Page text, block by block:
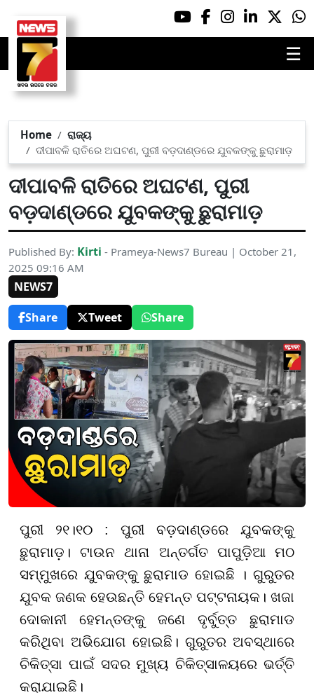
☰
Home
ରାଜ୍ୟ
ଦୀପାବଳି ରାତିରେ ଅଘଟଣ, ପୁରୀ ବଡ଼ଦାଣ୍ଡରେ ଯୁବକଙ୍କୁ ଛୁରାମାଡ଼
ଦୀପାବଳି ରାତିରେ ଅଘଟଣ, ପୁରୀ
ବଡ଼ଦାଣ୍ଡରେ ଯୁବକଙ୍କୁ ଛୁରାମାଡ଼
Published By: Kirti - Prameya-News7 Bureau | October 21,
2025 09:16 AM
NEWS7
Share
Tweet Share
ପୁରୀ ୨୧।୧୦ : ପୁରୀ ବଡ଼ଦାଣ୍ଡରେ ଯୁବକଙ୍କୁ
ଛୁରାମାଡ଼ । ଟାଉନ ଥାନା ଅନ୍ତର୍ଗତ ପାପୁଡ଼ିଆ ମଠ
ସମ୍ମୁଖରେ ଯୁବକଙ୍କୁ ଛୁରାମାଡ ହୋଇଛି
। ଗୁରୁତର
ଯୁବକ ଜଣକ ହେଉଛନ୍ତି ହେମନ୍ତ ପଟ୍ଟନାୟକ। ଖଜା
ଦୋକାନୀ ହେମନ୍ତଙ୍କୁ ଜଣେ ଦୃର୍ବୁତ୍ତ ଛୁରାମାଡ
କରିଥିବା ଅଭିଯୋଗ ହୋଇଛି। ଗୁରୁତର ଅବସ୍ଥାରେ
ଚିକିତ୍ସା ପାଇଁ ସଦର ମୁଖ୍ୟ ଚିକିତ୍ସାଳୟରେ ଭର୍ତ୍ତି
କରାଯାଇଛି।